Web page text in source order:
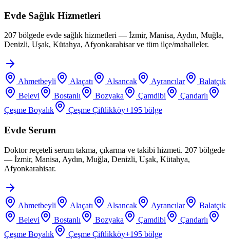
Evde Sağlık Hizmetleri
207 bölgede evde sağlık hizmetleri — İzmir, Manisa, Aydın, Muğla,
Denizli, Uşak, Kütahya, Afyonkarahisar ve tüm ilçe/mahalleler.
Ahmetbeyli Alaçatı Alsancak Ayrancılar
Balatçık
Belevi
Bostanlı Bozyaka Çamdibi
Çandarlı
Çeşme Boyalık
Çeşme Çiftlikköy+195 bölge
Evde Serum
Doktor reçeteli serum takma, çıkarma ve takibi hizmeti. 207 bölgede
— İzmir, Manisa, Aydın, Muğla, Denizli, Uşak, Kütahya,
Afyonkarahisar.
Ahmetbeyli Alaçatı Alsancak Ayrancılar
Balatçık
Belevi
Bostanlı Bozyaka Çamdibi
Çandarlı
Çeşme Boyalık
Çeşme Çiftlikköy+195 bölge